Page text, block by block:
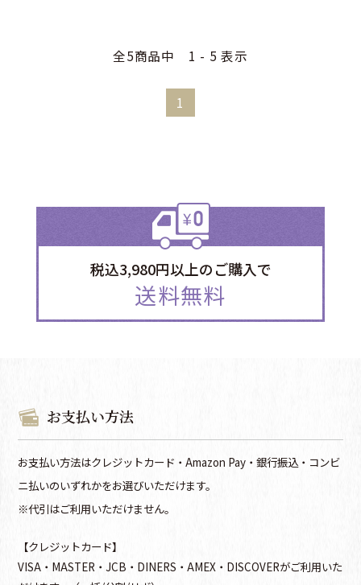
全5商品中 1 - 5 表示
1
税込3,980円以上のご購入で
送料無料
お支払い方法
お支払い方法はクレジットカード・Amazon Pay・銀行振込・コンビ
ニ払いのいずれかをお選びいただけます。
※代引はご利用いただけません。
【クレジットカード】
VISA・MASTER・JCB・DINERS・AMEX・DISCOVERがご利用いた